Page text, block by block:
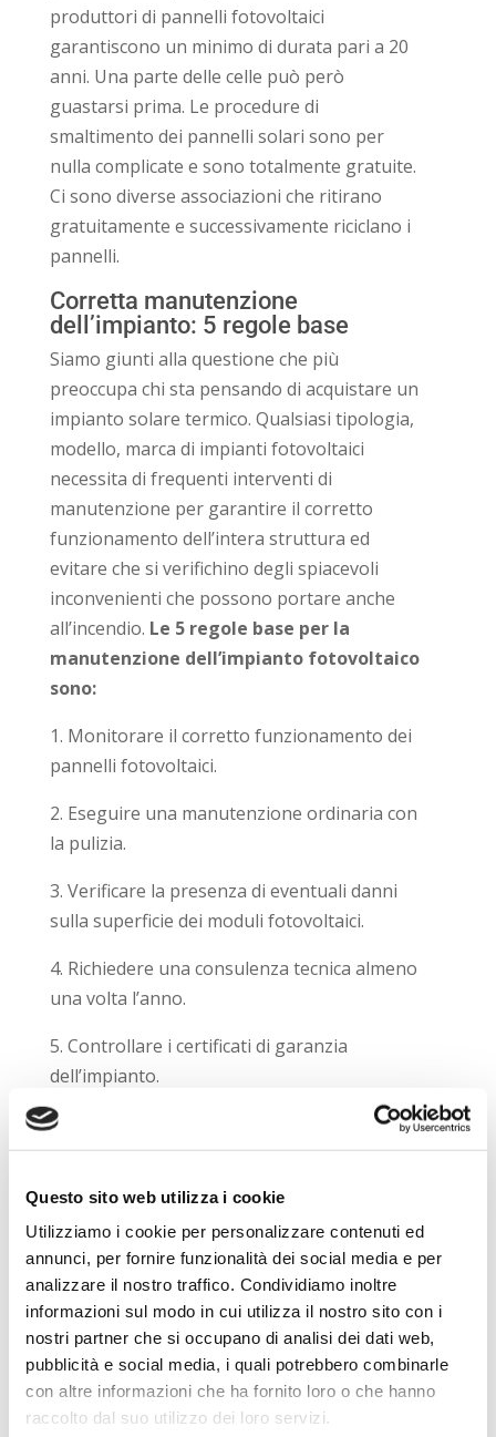
Questo sito web utilizza i cookie
Utilizziamo i cookie per personalizzare contenuti ed
annunci, per fornire funzionalità dei social media e per
analizzare il nostro traffico. Condividiamo inoltre
informazioni sul modo in cui utilizza il nostro sito con i
nostri partner che si occupano di analisi dei dati web,
pubblicità e social media, i quali potrebbero combinarle
con altre informazioni che ha fornito loro o che hanno
raccolto dal suo utilizzo dei loro servizi.
produttori di pannelli fotovoltaici
garantiscono un minimo di durata pari a 20
anni. Una parte delle celle può però
guastarsi prima. Le procedure di
smaltimento dei pannelli solari sono per
nulla complicate e sono totalmente gratuite.
Ci sono diverse associazioni che ritirano
gratuitamente e successivamente riciclano i
pannelli.
Corretta manutenzione
dell’impianto: 5 regole base
Siamo giunti alla questione che più
preoccupa chi sta pensando di acquistare un
impianto solare termico. Qualsiasi tipologia,
modello, marca di impianti fotovoltaici
necessita di frequenti interventi di
manutenzione per garantire il corretto
funzionamento dell’intera struttura ed
evitare che si verifichino degli spiacevoli
inconvenienti che possono portare anche
all’incendio. Le 5 regole base per la
manutenzione dell’impianto fotovoltaico
sono:
1. Monitorare il corretto funzionamento dei
pannelli fotovoltaici.
2. Eseguire una manutenzione ordinaria con
la pulizia.
3. Verificare la presenza di eventuali danni
sulla superficie dei moduli fotovoltaici.
4. Richiedere una consulenza tecnica almeno
una volta l’anno.
5. Controllare i certificati di garanzia
dell’impianto.
La pulizia dei pannelli fotovoltaici
Gli interventi di manutenzione consistono
solare e quindi non consente un ottimale
assorbimento delle radiazioni solari. È
consigliato effettuare una pulizia ordinaria,
generalmente stagionale, attraverso la
detersione ed eliminazione della sporcizia
accumulata nel modulo fotovoltaico. Per farlo
basta utilizzare dell’acqua corrente e una